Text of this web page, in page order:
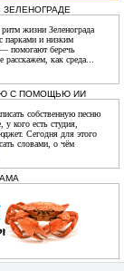
ЗЕЛЕНОГРАДЕ
жизни Зеленограда
парками и низким
помогают беречь
расскажем, как среда...
С ПОМОЩЬЮ ИИ
собственную песню
у кого есть студия,
Сегодня для этого
словами, о чём